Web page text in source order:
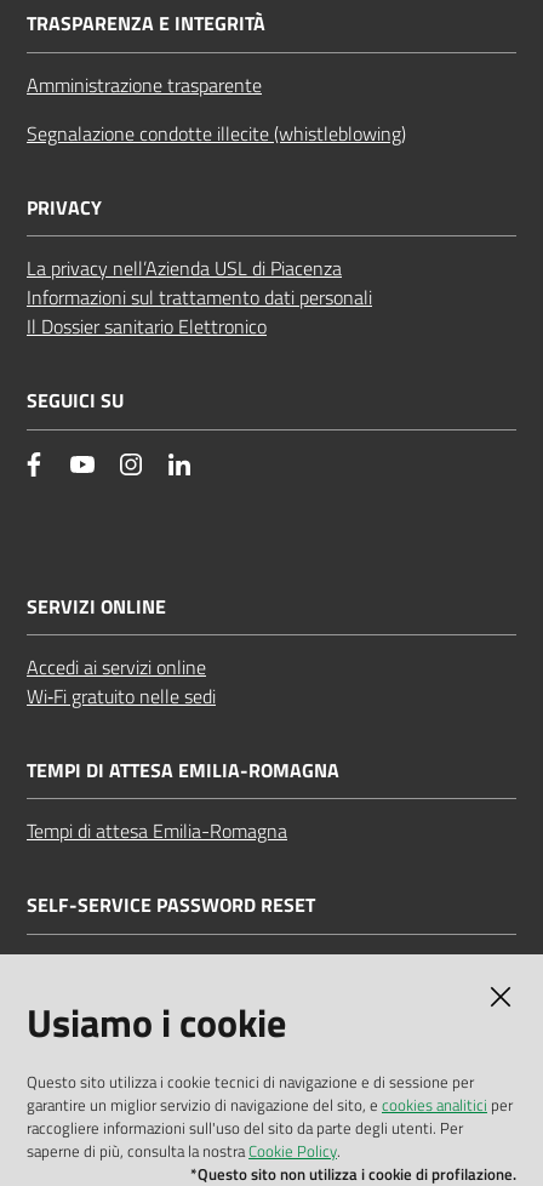
TRASPARENZA E INTEGRITÀ
Amministrazione trasparente
Segnalazione condotte illecite (whistleblowing)
PRIVACY
La privacy nell’Azienda USL di Piacenza
Informazioni sul trattamento dati personali
Il Dossier sanitario Elettronico
SEGUICI SU
facebookYouTube Instagram
SERVIZI ONLINE
Accedi ai servizi online
Wi‑Fi gratuito nelle sedi
TEMPI DI ATTESA EMILIA-ROMAGNA
Tempi di attesa Emilia-Romagna
SELF-SERVICE PASSWORD RESET
Dichiarazione di accessibilità
Privacy policy
Usiamo i cookie
Questo sito utilizza i cookie tecnici di navigazione e di sessione per
garantire un miglior servizio di navigazione del sito, e cookies analitici per
raccogliere informazioni sull'uso del sito da parte degli utenti. Per
saperne di più, consulta la nostraCookie Policy.
*Questo sito non utilizza i cookie di profilazione.